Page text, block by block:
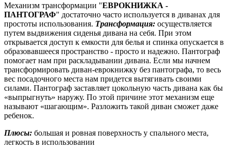
Механизм трансформации "ЕВРОКНИЖКА -
ПАНТОГРАФ" достаточно часто используется в диванах для
простоты использования. Трансформация: осуществляется
путем выдвижения сиденья дивана на себя. При этом
открывается доступ к емкости для белья и спинка опускается в
образовавшееся пространство - просто и надежно. Пантограф
помогает нам при раскладывании дивана. Если мы начнем
трансформировать диван-еврокнижку без пантографа, то весь
вес посадочного места нам придется вытягивать своими
силами. Пантограф заставляет цокольную часть дивана как бы
«выпрыгнуть» наружу. По этой причине этот механизм еще
называют «шагающим». Разложить такой диван сможет даже
ребенок.
Плюсы: большая и ровная поверхность у спального места,
легкость в использовании